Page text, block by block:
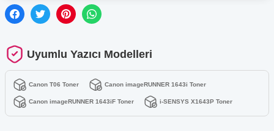
Uyumlu Yazıcı Modelleri
Canon T06 Toner Canon imageRUNNER 1643i Toner
Canon imageRUNNER 1643iF Toner i-SENSYS X1643P Toner